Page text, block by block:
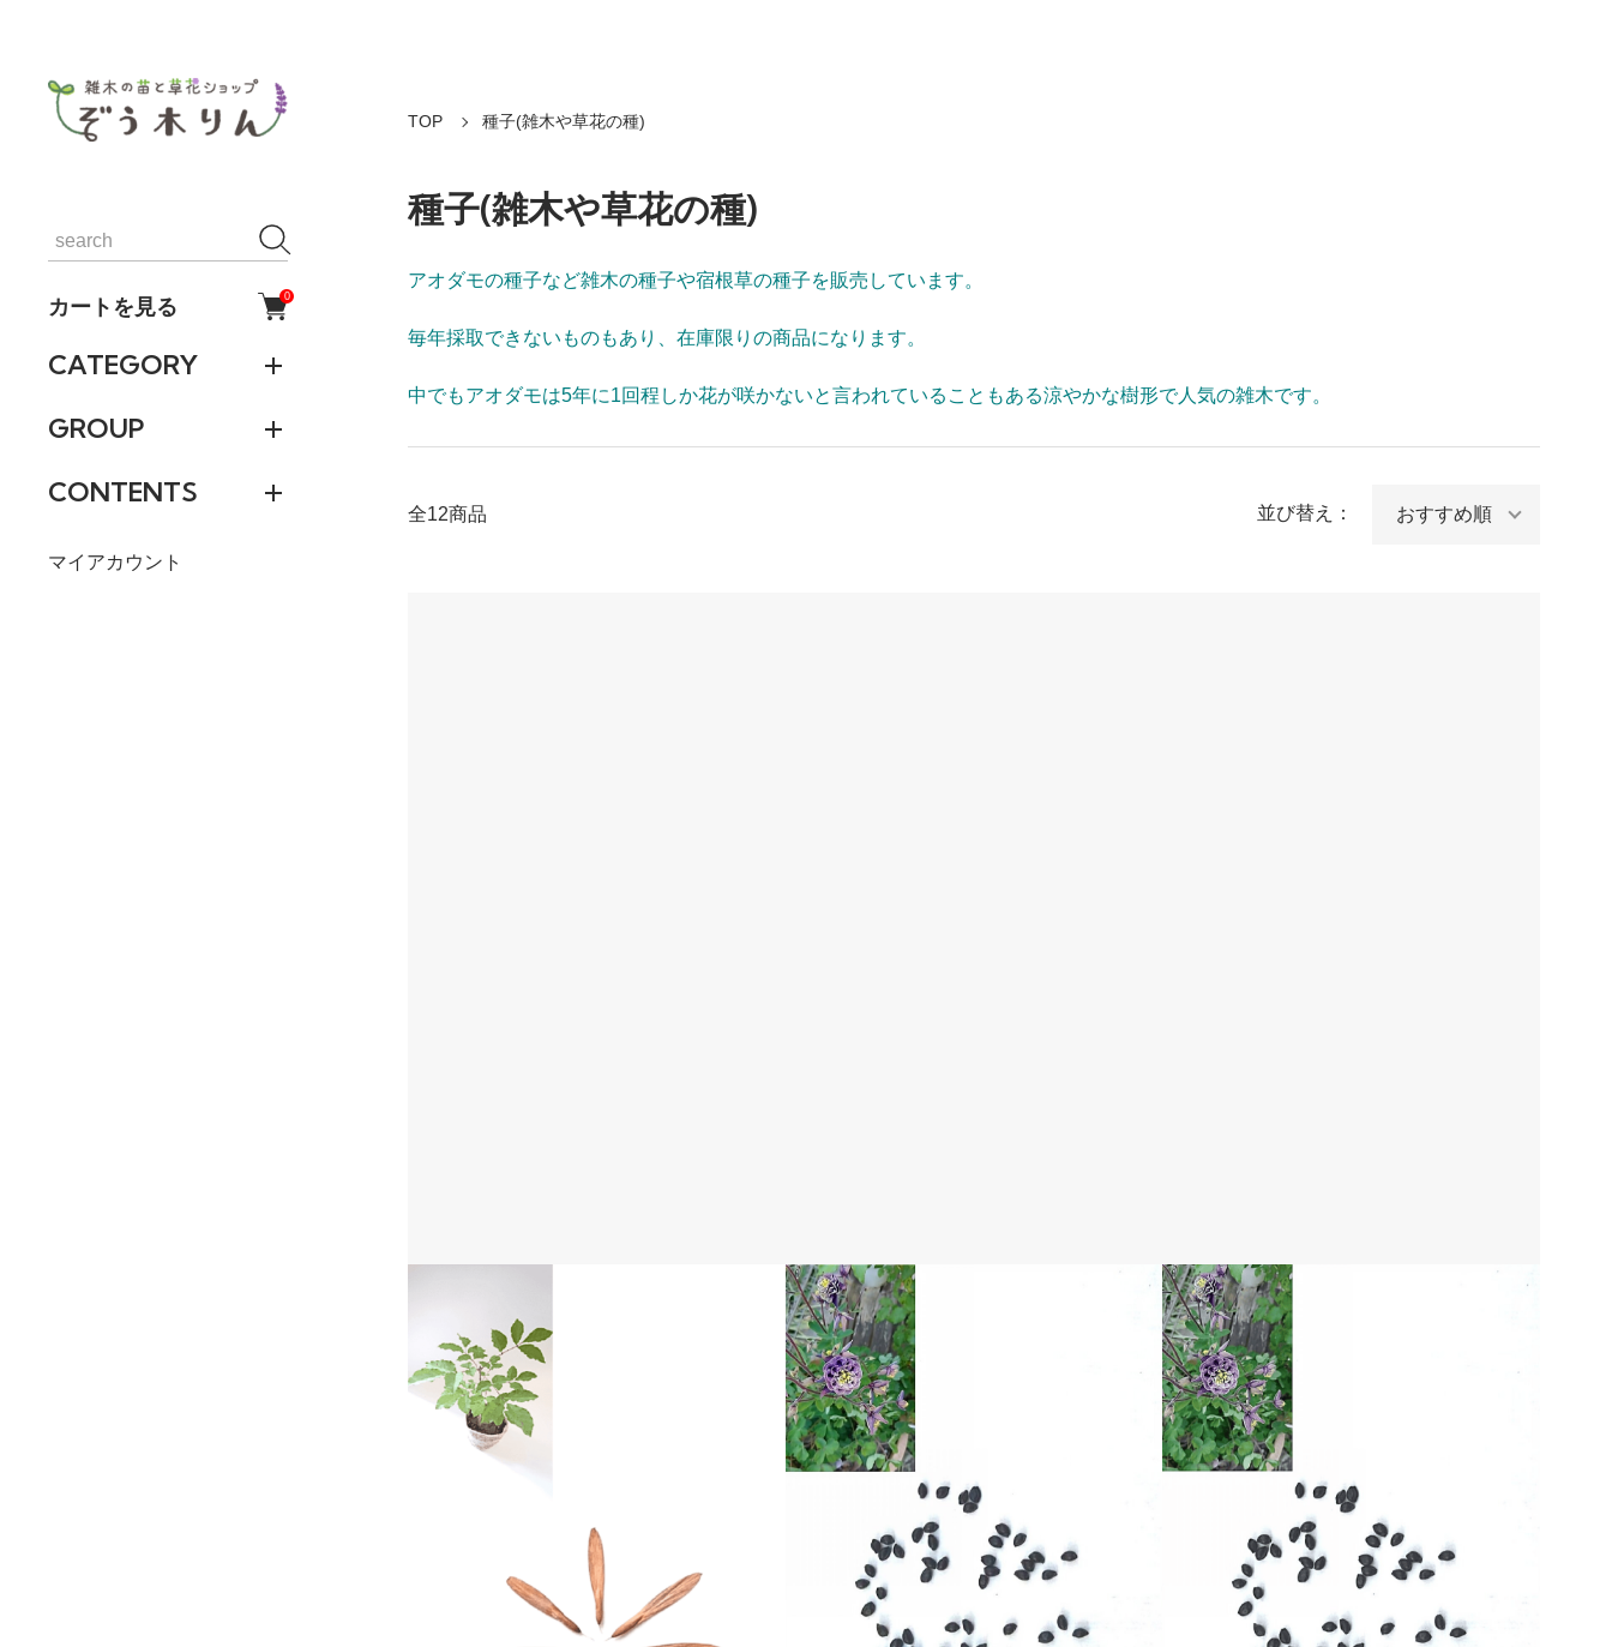
カートを見る 0
CATEGORY
GROUP
CONTENTS
マイアカウント
TOP 種子(雑木や草花の種)
種子(雑木や草花の種)
アオダモの種子など雑木の種子や宿根草の種子を販売しています。
毎年採取できないものもあり、在庫限りの商品になります。
中でもアオダモは5年に1回程しか花が咲かないと言われていることもある涼やかな樹形で人気の雑木です。
全12商品 並び替え：